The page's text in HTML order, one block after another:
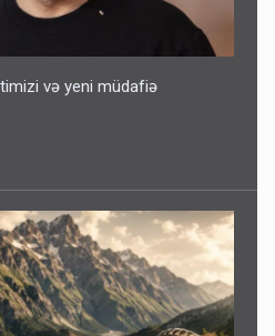
və yeni müdafiə